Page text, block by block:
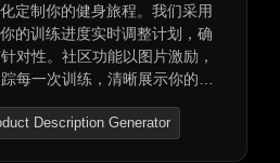
定制你的健身旅程。我们采用
的训练进度实时调整计划，确
对性。社区功能以图片激励，
每一次训练，清晰展示你的进
能稳定。开启你的高效健身之
Description Generator